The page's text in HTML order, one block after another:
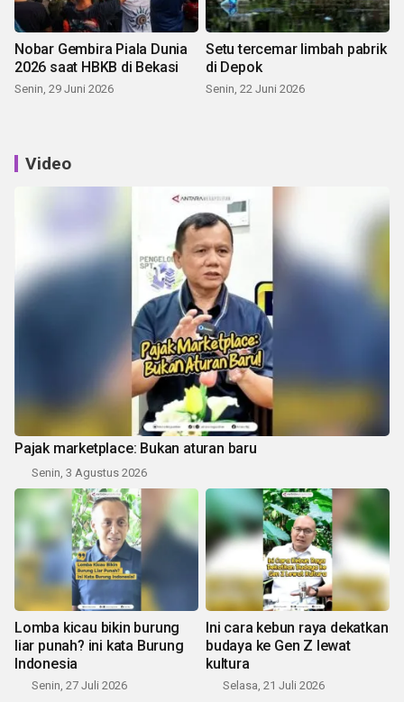
Nobar Gembira Piala Dunia
2026 saat HBKB di Bekasi
Senin, 29 Juni 2026
Setu tercemar limbah pabrik
di Depok
Senin, 22 Juni 2026
Video
Pajak marketplace: Bukan aturan baru
Senin, 3 Agustus 2026
Lomba kicau bikin burung
liar punah? ini kata Burung
Indonesia
Senin, 27 Juli 2026
Ini cara kebun raya dekatkan
budaya ke Gen Z lewat
kultura
Selasa, 21 Juli 2026